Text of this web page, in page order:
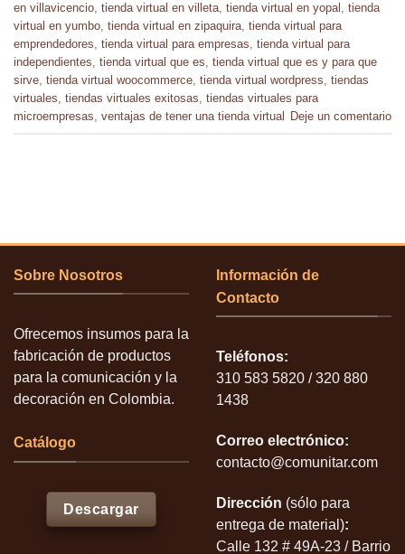
en villavicencio, tienda virtual en villeta, tienda virtual en yopal , tienda
virtual en yumbo, tienda virtual en zipaquira, tienda virtual para
emprendedores, tienda virtual para empresas, tienda virtual para
independientes, tienda virtual que es, tienda virtual que es y para que
sirve, tienda virtual woocommerce, tienda virtual wordpress, tiendas
virtuales, tiendas virtuales exitosas, tiendas virtuales para
microempresas, ventajas de tener una tienda virtual Deje un comentario
Sobre Nosotros
Ofrecemos insumos para la
fabricación de productos
para la comunicación y la
decoración en Colombia.
Catálogo
Descargar
Información de
Contacto
Teléfonos:
310 583 5820 / 320 880
1438
Correo electrónico:
contacto@comunitar.com
Dirección (sólo para
entrega de material):
Calle 132 # 49A-23 / Barrio